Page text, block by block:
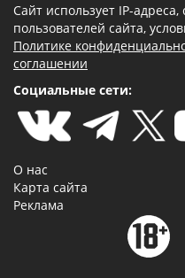
Сайт использует IP-
пользователей сайта,
Политике
соглашении
Социальные сети:
О нас
Карта сайта
Реклама